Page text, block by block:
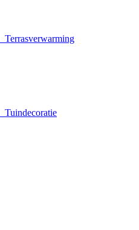
Terrasverwarming
Tuindecoratie